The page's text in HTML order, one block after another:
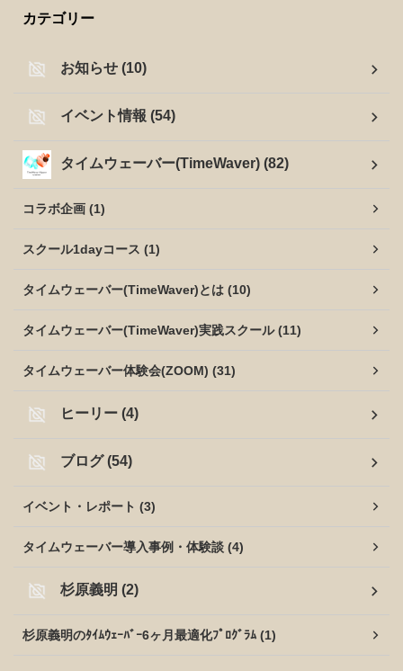
カテゴリー
お知らせ (10)
イベント情報 (54)
タイムウェーバー(TimeWaver) (82)
コラボ企画 (1)
スクール1dayコース (1)
タイムウェーバー(TimeWaver)とは (10)
タイムウェーバー(TimeWaver)実践スクール (11)
タイムウェーバー体験会(ZOOM) (31)
ヒーリー (4)
ブログ (54)
イベント・レポート (3)
タイムウェーバー導入事例・体験談 (4)
杉原義明 (2)
杉原義明のﾀｲﾑｳｪｰﾊﾞｰ6ヶ月最適化ﾌﾟﾛｸﾞﾗﾑ (1)